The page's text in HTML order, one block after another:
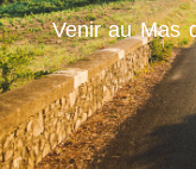
Venir au Mas